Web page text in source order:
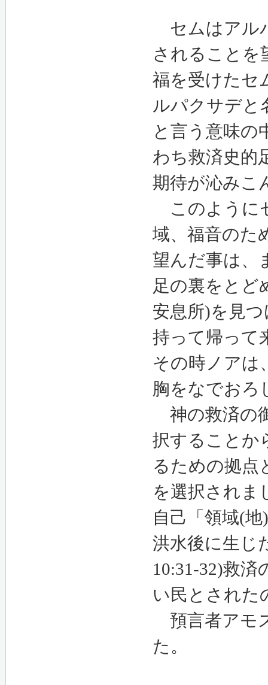
セムはアル
されることを
福を受けたセ
ルパクサデと
と言う意味の
わち救済史的
期待が沁みこ
このように
域、福音のた
望んだ事は、
足の裏をとど
安息所)を見
持って帰って
その時ノアは
胸をなでおろ
神の救済の
択することか
るための拠点
を選択されま
自己「領域(
洪水後に生じ
10:31-32)救
い民とされた
預言者アモ
た。